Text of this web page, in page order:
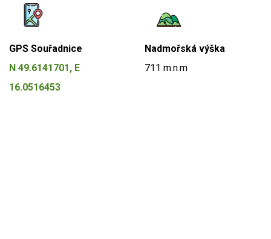
GPS Souřadnice
N 49.6141701, E
16.0516453
Nadmořská výška
711 m.n.m